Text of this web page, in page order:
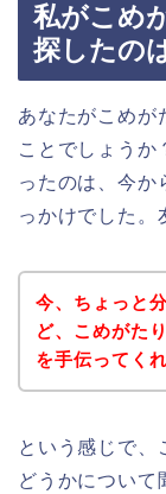
私がこめ
探したの
あなたがこめが
ことでしょうか
ったのは、今か
っかけでした。
今、ちょっと
ど、こめがた
を手伝ってく
という感じで、
どうかについて